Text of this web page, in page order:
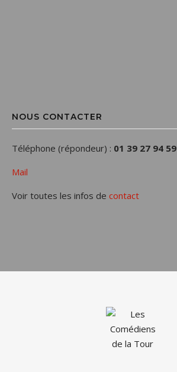
NOUS CONTACTER
Téléphone (répondeur) : 01 39 27 94 59
Mail
Voir toutes les infos de contact